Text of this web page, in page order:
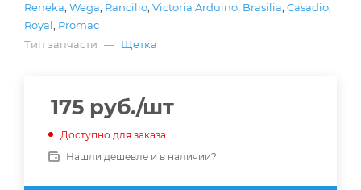
Reneka, Wega, Rancilio, Victoria Arduino, Brasilia, Casadio,
Royal, Promac
Тип запчасти — Щетка
175 руб./шт
Доступно для заказа
Нашли дешевле и в наличии?